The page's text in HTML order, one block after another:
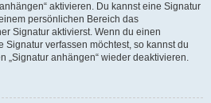
aktivieren. Du kannst eine Signatur
persönlichen Bereich das
Signatur aktivierst. Wenn du einen
verfassen möchtest, so kannst du
„Signatur anhängen“ wieder deaktivieren.